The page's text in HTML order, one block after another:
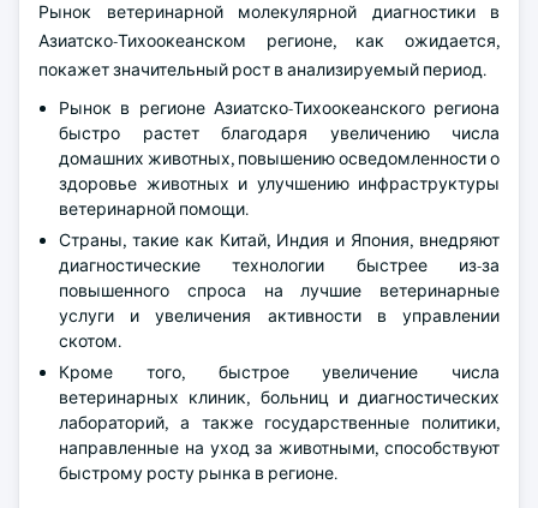
Рынок ветеринарной молекулярной диагностики в
Азиатско-Тихоокеанском регионе, как ожидается,
покажет значительный рост в анализируемый период.
Рынок в регионе Азиатско-Тихоокеанского региона
быстро растет благодаря увеличению числа
домашних животных, повышению осведомленности о
здоровье животных и улучшению инфраструктуры
ветеринарной помощи.
Страны, такие как Китай, Индия и Япония, внедряют
диагностические технологии быстрее из-за
повышенного спроса на лучшие ветеринарные
услуги и увеличения активности в управлении
скотом.
Кроме того, быстрое увеличение числа
ветеринарных клиник, больниц и диагностических
лабораторий, а также государственные политики,
направленные на уход за животными, способствуют
быстрому росту рынка в регионе.